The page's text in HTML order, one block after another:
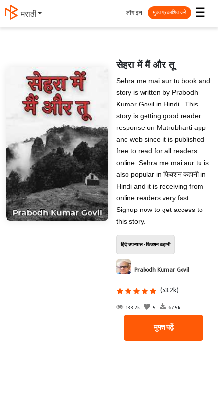
मराठी ☰
लॉग इन मुक्त प्रकाशित करें
सेहरा में मैं और तू
Sehra me mai aur tu book and
story is written by Prabodh
Kumar Govil in Hindi . This
story is getting good reader
response on Matrubharti app
and web since it is published
free to read for all readers
online. Sehra me mai aur tu is
also popular in फिक्शन कहानी in
Hindi and it is receiving from
online readers very fast.
Signup now to get access to
this story.
हिंदी उपन्यास - फिक्शन कहानी
Prabodh Kumar Govil
(53.2k)
133.2k 5 67.5k
मुफ्त पढ़ें